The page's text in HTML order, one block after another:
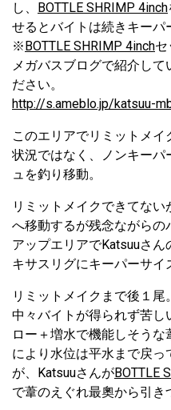
し、 BOTTLE SHRIMP 4inch
せるとバイトは続きキーパ
※ BOTTLE SHRIMP 4inchセ
メガバスブログで紹介して
ださい。
http://s.ameblo.jp/katsuu-
このエリアでリミットメ
状況ではなく、ノンキー
ュを釣り移動。
リミットメイクできてな
へ移動するが残念ながらの
アップエリアでKatsuuさん
キサスリグにキーパーサイ
リミットメイクまで後１尾。
中々バイトが得られず苦し
ロー＋増水で機能しそう
により水位は平水まで戻
が、KatsuuさんがBOTTLE
で葦のえぐれ最奧から引